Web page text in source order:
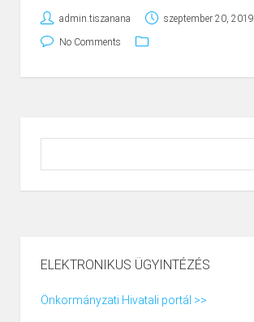
admin.tiszanana szeptember 20, 2019
No Comments
ELEKTRONIKUS ÜGYINTÉZÉS
Önkormányzati Hivatali portál >>